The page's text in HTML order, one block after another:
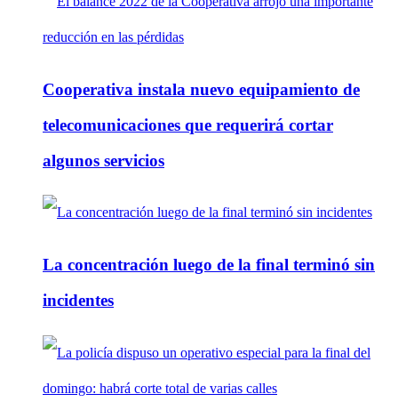
Cooperativa instala nuevo equipamiento de
telecomunicaciones que requerirá cortar
algunos servicios
La concentración luego de la final terminó sin
incidentes